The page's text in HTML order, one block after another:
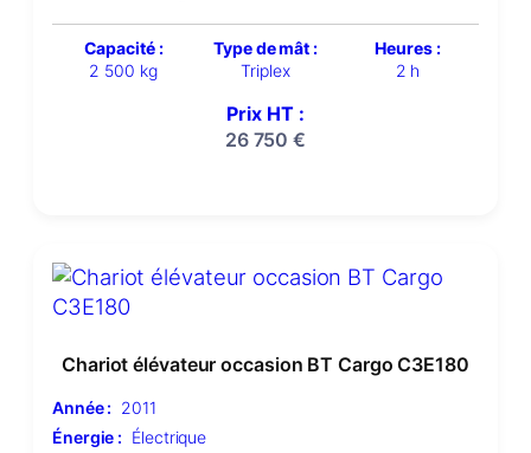
Capacité :
2 500 kg
Type de mât :
Triplex
Heures :
2 h
Prix HT :
26 750€
Chariot élévateur occasion BT Cargo C3E180
Année : 2011
Énergie : Électrique